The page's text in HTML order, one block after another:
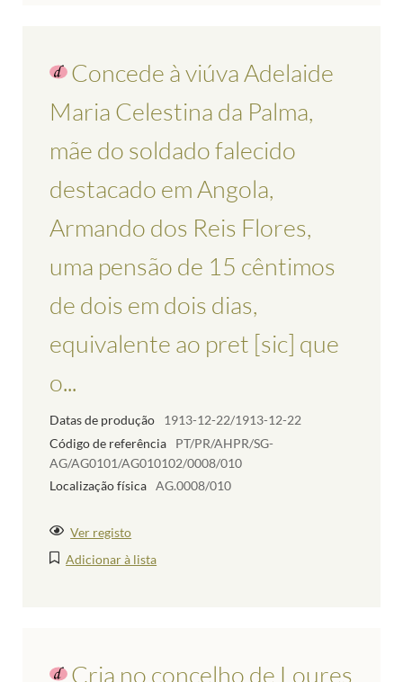
Concede à viúva Adelaide
Maria Celestina da Palma,
mãe do soldado falecido
destacado em Angola,
Armando dos Reis Flores,
uma pensão de 15 cêntimos
de dois em dois dias,
equivalente ao pret [sic] que
o...
Datas de produção
1913-12-22/1913-12-22
Código de referência
PT/PR/AHPR/SG-
AG/AG0101/AG010102/0008/010
Localização física AG.0008/010
Ver registo
Adicionar à lista
Cria no concelho de Loures